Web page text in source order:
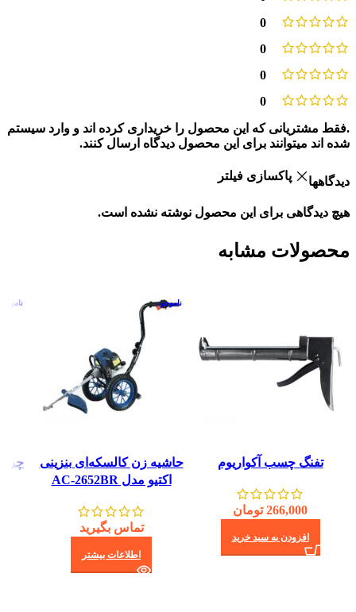
0
0
0
0
دیدگاهها پاکسازی فیلتر
هیچ دیدگاهی برای این محصول نوشته نشده است.
.فقط مشتریانی که این محصول را خریداری کرده اند و وارد سیستم
شده اند میتوانند برای این محصول دیدگاه ارسال کنند.
محصولات مشابه
تفنگ چسب آکواریوم
266,000 تومان
افزودن به سبد خرید
ناموجود
حاشیه زن کالسکه‌ای بنزینی
اکتیو مدل AC-2652BR
تماس بگیرید
اطلاعات بیشتر
ناموجود